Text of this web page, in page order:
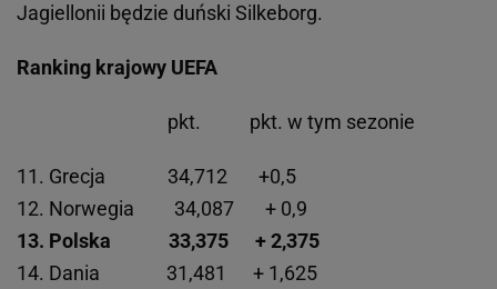
Jagiellonii będzie duński Silkeborg.
Ranking krajowy UEFA
pkt. pkt. w tym sezonie
11. Grecja 34,712 +0,5
12. Norwegia 34,087 + 0,9
13. Polska 33,375 + 2,375
14. Dania 31,481 + 1,625